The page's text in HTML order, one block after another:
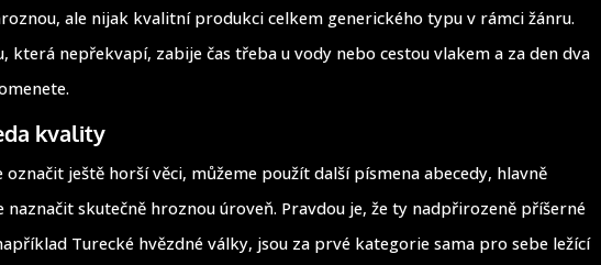
ale nijak kvalitní produkci celkem generického typu v rámci žánru.
která nepřekvapí, zabije čas třeba u vody nebo cestou vlakem a za den dva
kvality
označit ještě horší věci, můžeme použít další písmena abecedy, hlavně
naznačit skutečně hroznou úroveň. Pravdou je, že ty nadpřirozeně příšerné
Turecké hvězdné války, jsou za prvé kategorie sama pro sebe ležící